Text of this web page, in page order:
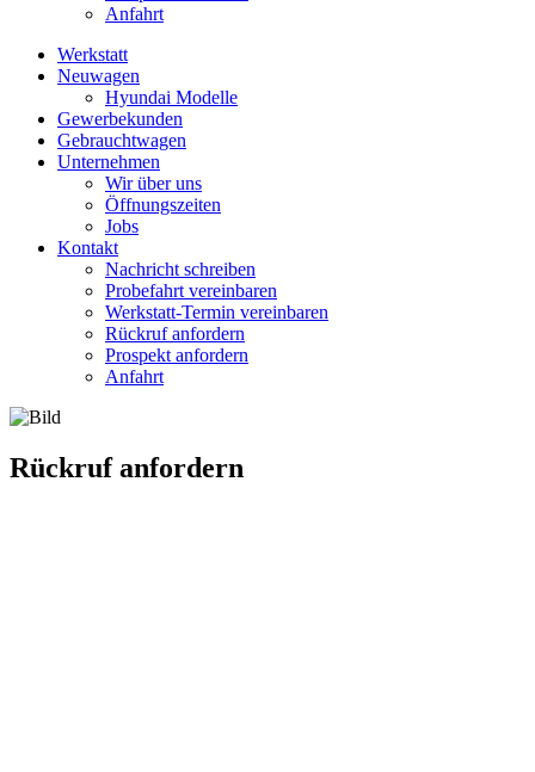
Anfahrt
Werkstatt
Neuwagen
Hyundai Modelle
Gewerbekunden
Gebrauchtwagen
Unternehmen
Wir über uns
Öffnungszeiten
Jobs
Kontakt
Nachricht schreiben
Probefahrt vereinbaren
Werkstatt-Termin vereinbaren
Rückruf anfordern
Prospekt anfordern
Anfahrt
Rückruf anfordern